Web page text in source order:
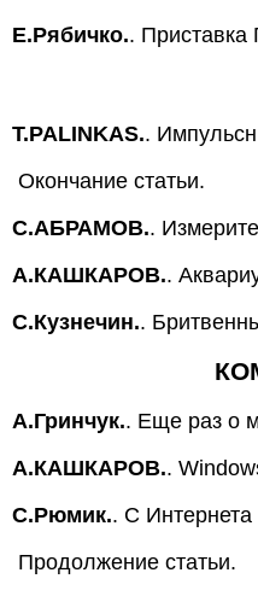
Е.Рябичко..
T.PALINKAS..
Окончание статьи.
С.АБРАМОВ..
А.КАШКАРОВ..
С.Кузнечин..
А.Гринчук.. Еще раз о
А.КАШКАРОВ..
C.Рюмик.. С Интернета
Продолжение статьи.